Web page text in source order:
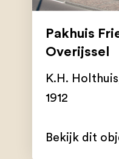
Pakhuis
Overijssel
K.H. Holthuis
1912
Bekijk dit